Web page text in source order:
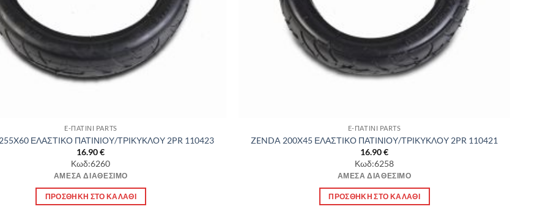
E-ΠΑΤΙΝΙ PARTS
ΕΛΑΣΤΙΚΟ ΠΑΤΙΝΙΟΥ/ΤΡΙΚΥΚΛΟΥ 2PR 110423
16.90€
Κωδ:6260
ΆΜΕΣΑ ΔΙΑΘΈΣΙΜΟ
ΠΡΟΣΘΉΚΗ ΣΤΟ ΚΑΛΆΘΙ
E-ΠΑΤΙΝΙ PARTS
ZENDA 200X45 ΕΛΑΣΤΙΚΟ ΠΑΤΙΝΙΟΥ/ΤΡΙΚΥΚΛΟΥ 2PR 110421
16.90€
Κωδ:6258
ΆΜΕΣΑ ΔΙΑΘΈΣΙΜΟ
ΠΡΟΣΘΉΚΗ ΣΤΟ ΚΑΛΆΘΙ